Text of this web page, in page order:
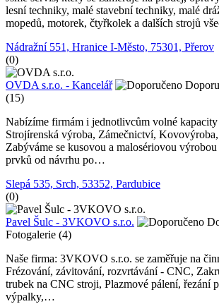
lesní techniky, malé stavební techniky, malé
mopedů, motorek, čtyřkolek a dalších strojů
Nádražní 551, Hranice I-Město, 75301, Přerov
(0)
OVDA s.r.o. - Kancelář
(15)
Nabízíme firmám i jednotlivcům volné kapacity
Strojírenská výroba, Zámečnictví,
Zabýváme se kusovou a malosériovou
prvků od návrhu po…
Slepá 535, Srch, 53352, Pardubice
(0)
Pavel Šulc - 3VKOVO s.r.o.
Fotogalerie (4)
Naše firma: 3VKOVO s.r.o. se zaměřuje na
Frézování, závitování, rozvrtávání - CNC,
trubek na CNC stroji, Plazmové pálení, řezání
výpalky,…